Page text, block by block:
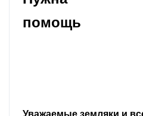
помощь
Уважаемые земляки и